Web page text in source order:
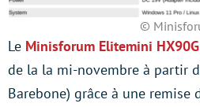
©
Le Minisforum Elitemini HX90G
de la la mi-novembre à partir
Barebone) grâce à une remise